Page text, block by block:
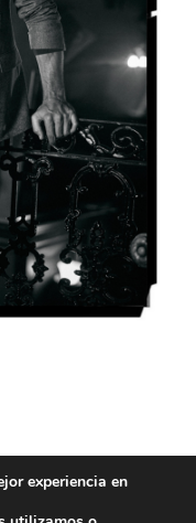
experiencia en